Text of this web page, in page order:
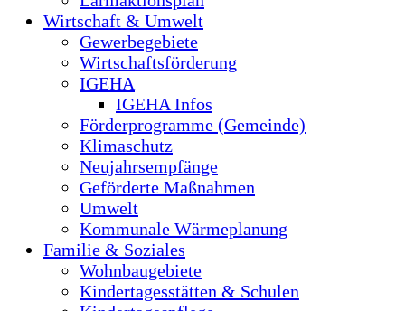
Wirtschaft & Umwelt
Gewerbegebiete
Wirtschaftsförderung
IGEHA
IGEHA Infos
Förderprogramme (Gemeinde)
Klimaschutz
Neujahrsempfänge
Geförderte Maßnahmen
Umwelt
Kommunale Wärmeplanung
Familie & Soziales
Wohnbaugebiete
Kindertagesstätten & Schulen